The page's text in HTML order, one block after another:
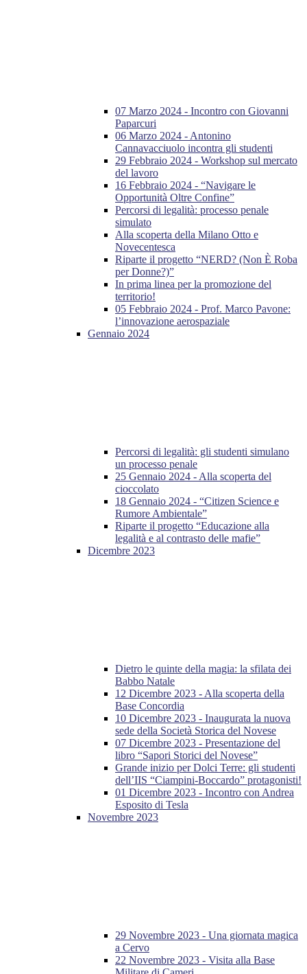
07 Marzo 2024 - Incontro con Giovanni
Paparcuri
06 Marzo 2024 - Antonino
Cannavacciuolo incontra gli studenti
29 Febbraio 2024 - Workshop sul mercato
del lavoro
16 Febbraio 2024 - “Navigare le
Opportunità Oltre Confine”
Percorsi di legalità: processo penale
simulato
Alla scoperta della Milano Otto e
Novecentesca
Riparte il progetto “NERD? (Non È Roba
per Donne?)”
In prima linea per la promozione del
territorio!
05 Febbraio 2024 - Prof. Marco Pavone:
l’innovazione aerospaziale
Gennaio 2024
Percorsi di legalità: gli studenti simulano
un processo penale
25 Gennaio 2024 - Alla scoperta del
cioccolato
18 Gennaio 2024 - “Citizen Science e
Rumore Ambientale”
Riparte il progetto “Educazione alla
legalità e al contrasto delle mafie”
Dicembre 2023
Dietro le quinte della magia: la sfilata dei
Babbo Natale
12 Dicembre 2023 - Alla scoperta della
Base Concordia
10 Dicembre 2023 - Inaugurata la nuova
sede della Società Storica del Novese
07 Dicembre 2023 - Presentazione del
libro “Sapori Storici del Novese”
Grande inizio per Dolci Terre: gli studenti
dell’IIS “Ciampini-Boccardo” protagonisti!
01 Dicembre 2023 - Incontro con Andrea
Esposito di Tesla
Novembre 2023
29 Novembre 2023 - Una giornata magica
a Cervo
22 Novembre 2023 - Visita alla Base